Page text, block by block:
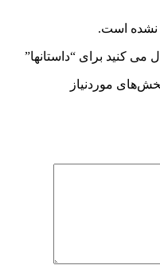
نشده است.
می کنید برای “داستانها”
موردنیاز